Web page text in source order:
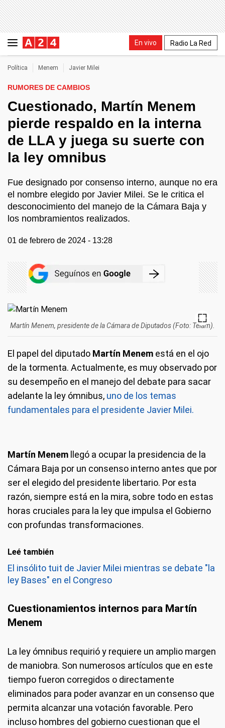
En vivo Radio La Red
Política Menem Javier Milei
RUMORES DE CAMBIOS
Cuestionado, Martín Menem
pierde respaldo en la interna
de LLA y juega su suerte con
la ley omnibus
Fue designado por consenso interno, aunque no era
el nombre elegido por Javier Milei. Se le critica el
desconocimiento del manejo de la Cámara Baja y
los nombramientos realizados.
01 de febrero de 2024 - 13:28
Martín Menem, presidente de la Cámara de Diputados (Foto: Télam).
El papel del diputado Martín Menem está en el ojo
de la tormenta. Actualmente, es muy observado por
su desempeño en el manejo del debate para sacar
adelante la ley ómnibus, uno de los temas
fundamentales para el presidente Javier Milei.
Martín Menem llegó a ocupar la presidencia de la
Cámara Baja por un consenso interno antes que por
ser el elegido del presidente libertario. Por esta
razón, siempre está en la mira, sobre todo en estas
horas cruciales para la ley que impulsa el Gobierno
con profundas transformaciones.
Leé también
El insólito tuit de Javier Milei mientras se debate "la
ley Bases" en el Congreso
Cuestionamientos internos para Martín
Menem
La ley ómnibus requirió y requiere un amplio margen
de maniobra. Son numerosos artículos que en este
tiempo fueron corregidos o directamente
eliminados para poder avanzar en un consenso que
permita alcanzar una votación favorable. Pero
incluso hombres del gobierno cuestionan que el